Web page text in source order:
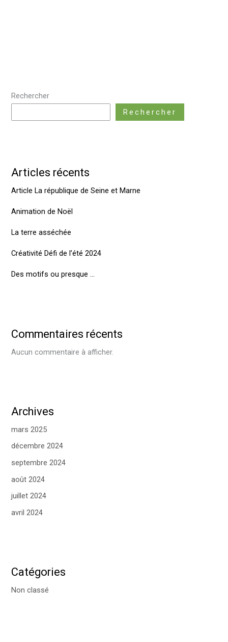
Rechercher
Rechercher
Articles récents
Article La république de Seine et Marne
Animation de Noël
La terre asséchée
Créativité Défi de l’été 2024
Des motifs ou presque …
Commentaires récents
Aucun commentaire à afficher.
Archives
mars 2025
décembre 2024
septembre 2024
août 2024
juillet 2024
avril 2024
Catégories
Non classé